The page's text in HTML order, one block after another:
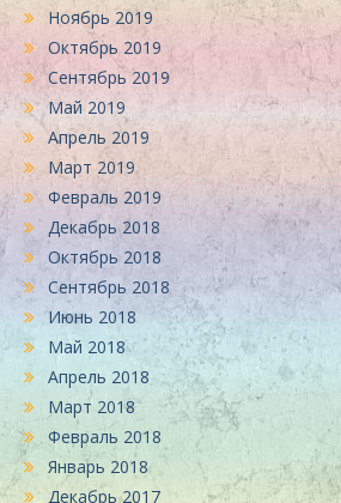
Ноябрь 2019
Октябрь 2019
Сентябрь 2019
Май 2019
Апрель 2019
Март 2019
Февраль 2019
Декабрь 2018
Октябрь 2018
Сентябрь 2018
Июнь 2018
Май 2018
Апрель 2018
Март 2018
Февраль 2018
Январь 2018
Декабрь 2017